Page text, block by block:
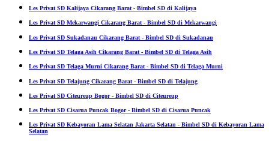
Les Privat SD Kalijaya Cikarang Barat - Bimbel SD di Kalijaya
Les Privat SD Mekarwangi Cikarang Barat - Bimbel SD di Mekarwangi
Les Privat SD Sukadanau Cikarang Barat - Bimbel SD di Sukadanau
Les Privat SD Telaga Asih Cikarang Barat - Bimbel SD di Telaga Asih
Les Privat SD Telaga Murni Cikarang Barat - Bimbel SD di Telaga Murni
Les Privat SD Telajung Cikarang Barat - Bimbel SD di Telajung
Les Privat SD Citeureup Bogor - Bimbel SD di Citeureup
Les Privat SD Cisarua Puncak Bogor - Bimbel SD di Cisarua Puncak
Les Privat SD Kebayoran Lama Selatan Jakarta Selatan - Bimbel SD di Kebayoran Lama
Selatan